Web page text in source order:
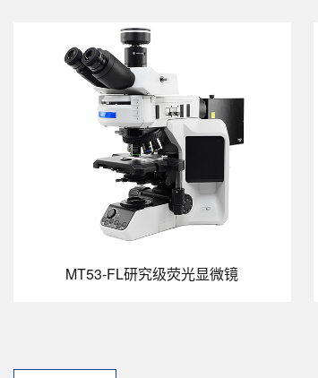
MT53-FL研究级荧光显微镜